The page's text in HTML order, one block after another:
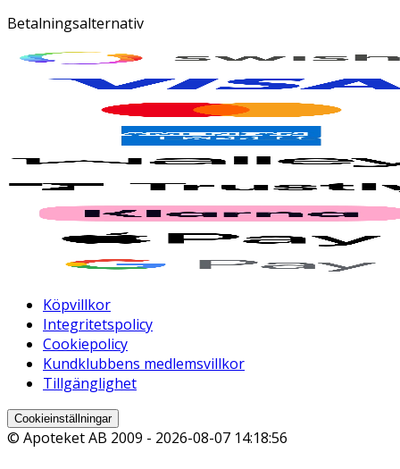
Betalningsalternativ
Köpvillkor
Integritetspolicy
Cookiepolicy
Kundklubbens medlemsvillkor
Tillgänglighet
Cookieinställningar
© Apoteket AB 2009 - 2026-08-07 14:18:56